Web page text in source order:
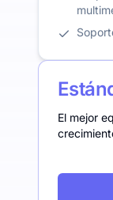
El mejor